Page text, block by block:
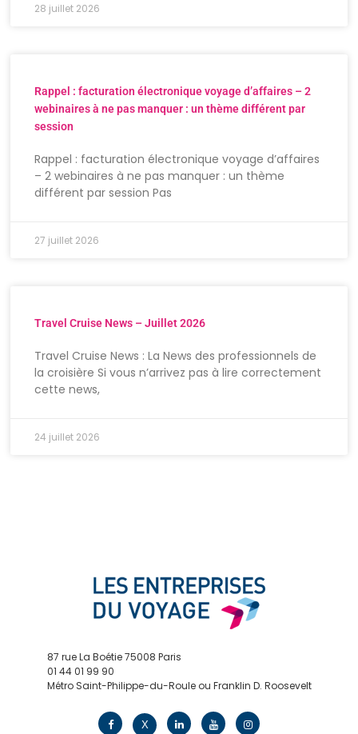
28 juillet 2026
Rappel : facturation électronique voyage d’affaires – 2
webinaires à ne pas manquer : un thème différent par
session
Rappel : facturation électronique voyage d’affaires
– 2 webinaires à ne pas manquer : un thème
différent par session Pas
27 juillet 2026
Travel Cruise News – Juillet 2026
Travel Cruise News : La News des professionnels de
la croisière Si vous n’arrivez pas à lire correctement
cette news,
24 juillet 2026
87 rue La Boétie 75008 Paris
01 44 01 99 90
Métro Saint-Philippe-du-Roule ou Franklin D. Roosevelt
X